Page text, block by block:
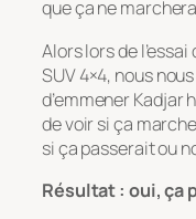
que ça ne
Alors lors de
SUV 4×4, nous
d’emmener Kadjar
de voir si ça
si ça passerait ou
Résultat : oui, ça